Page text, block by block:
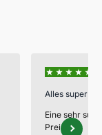
Rückwand
die
oder
Alles super!
Eine sehr
Preis